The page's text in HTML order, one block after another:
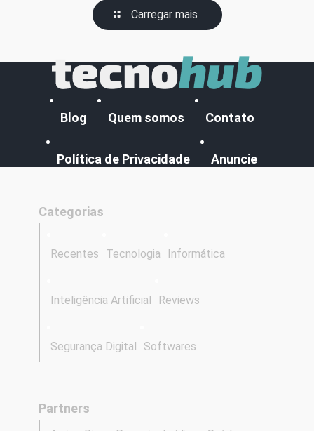
Carregar mais
Blog Quem somos Contato
Política de Privacidade Anuncie
Categorias
Recentes Tecnologia Informática
Inteligência Artificial Reviews
Segurança Digital Softwares
Partners